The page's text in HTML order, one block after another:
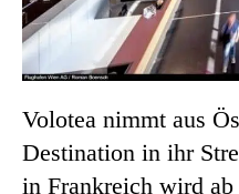
Volotea nimmt aus
Destination in ihr
in Frankreich wird